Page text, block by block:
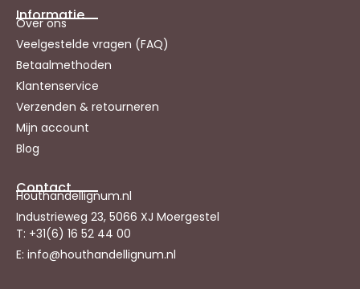
Informatie
Over ons
Veelgestelde vragen (FAQ)
Betaalmethoden
Klantenservice
Verzenden & retourneren
Mijn account
Blog
Contact
Houthandellignum.nl
Industrieweg 23, 5066 XJ Moergestel
T: +31(6) 16 52 44 00
E: info@houthandellignum.nl